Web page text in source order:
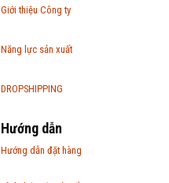
Giới thiệu Công ty
Năng lực sản xuất
DROPSHIPPING
Hướng dẫn
Hướng dẫn đặt hàng